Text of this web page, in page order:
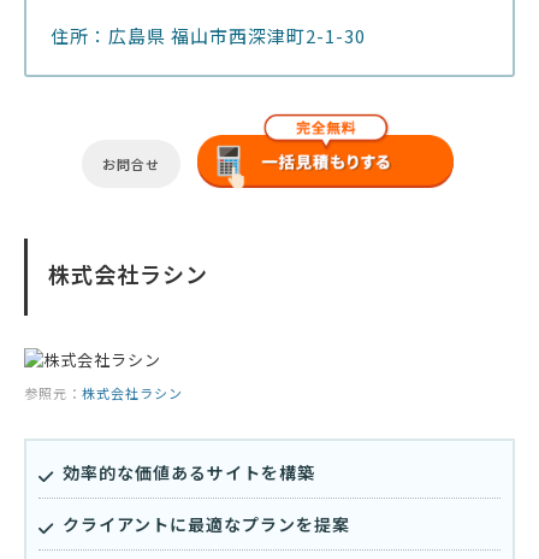
住所：広島県 福山市西深津町2-1-30
お問合せ
株式会社ラシン
参照元： 株式会社ラシン
効率的な価値あるサイトを構築
クライアントに最適なプランを提案